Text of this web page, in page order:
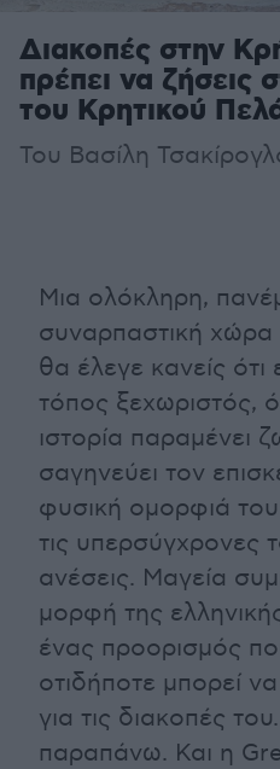
Διακοπές στην
πρέπει να ζήσεις
του Κρητικού
Του Βασίλη
Μια ολόκληρη,
συναρπαστική χώρα
θα έλεγε κανείς
τόπος ξεχωριστός,
ιστορία παραμένει
σαγηνεύει τον
φυσική ομορφιά
τις υπερσύγχρονες
ανέσεις. Μαγεία
μορφή της
ένας προορισμός
οτιδήποτε μπορεί
για τις διακοπές
παραπάνω. Και η